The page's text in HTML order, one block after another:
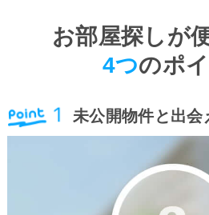
お部屋探しが
4つのポ
未公開物件と出会